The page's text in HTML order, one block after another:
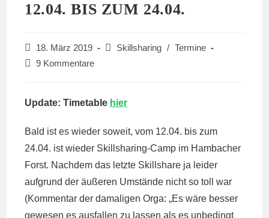
12.04. BIS ZUM 24.04.
Beitrag
veröffentlicht:
18. März 2019
Beitrags-
Skillsharing / Termine
Beitrags-
9 Kommentare
Update: Timetable hier
Bald ist es wieder soweit, vom 12.04. bis zum
24.04. ist wieder Skillsharing-Camp im Hambacher
Forst. Nachdem das letzte Skillshare ja leider
aufgrund der äußeren Umstände nicht so toll war
(Kommentar der damaligen Orga: „Es wäre besser
gewesen es ausfallen zu lassen als es unbedingt